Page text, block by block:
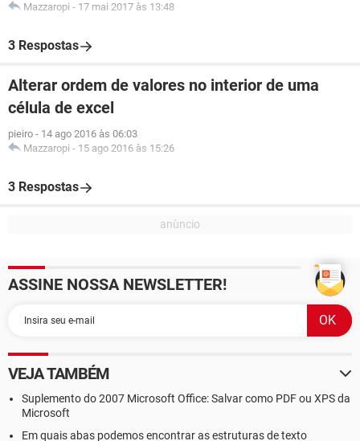
Mazzaropi - 17 mai 2017 às 13:48
3 Respostas
Alterar ordem de valores no interior de uma
célula de excel
pieiro - 14 ago 2016 às 06:03
Mazzaropi - 15 ago 2016 às 15:26
3 Respostas
ASSINE NOSSA NEWSLETTER!
VEJA TAMBÉM
Suplemento do 2007 Microsoft Office: Salvar como PDF ou XPS da
Microsoft
Em quais abas podemos encontrar as estruturas de texto